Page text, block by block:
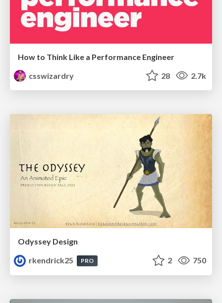
How to Think Like a Performance Engineer
csswizardry
28 2.7k
Odyssey Design
rkendrick25
PRO 2 750